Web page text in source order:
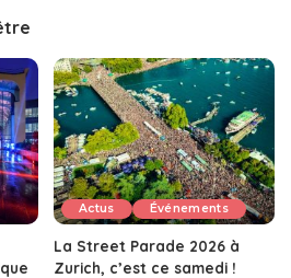
Actus Événements
La Street Parade 2026 à
Zurich, c’est ce samedi !